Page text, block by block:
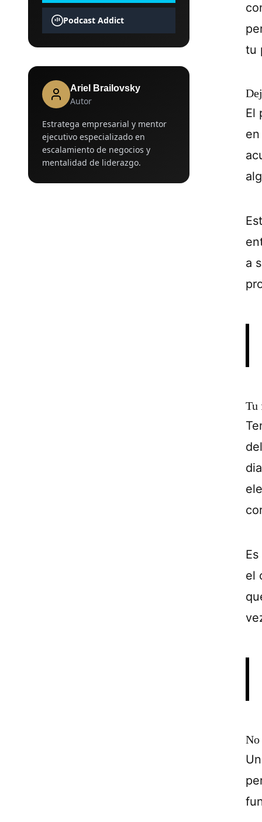
Podcast Addict
Ariel Brailovsky
Autor
Estratega empresarial y mentor
ejecutivo especializado en
escalamiento de negocios y
mentalidad de liderazgo.
tu
El
a
Tu
el
No